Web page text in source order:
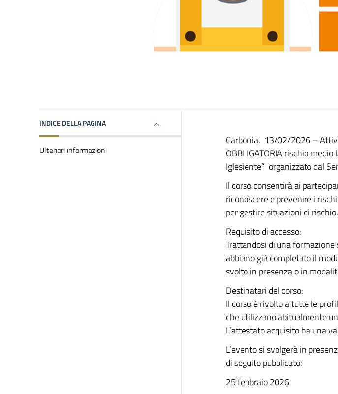
INDICE DELLA PAGINA
Ulteriori informazioni
Carbonia, 13/02/2026 –
OBBLIGATORIA rischio
Iglesiente” organizzato dal
Il corso consentirà ai
riconoscere e prevenire i
per gestire situazioni di rischio.
Requisito di accesso:
Trattandosi di una
abbiano già completato il
svolto in presenza o in
Destinatari del corso:
Il corso è rivolto a tutte le
che utilizzano abitualmente
L’attestato acquisito ha una
L’evento si svolgerà in
di seguito pubblicato:
25 febbraio 2026